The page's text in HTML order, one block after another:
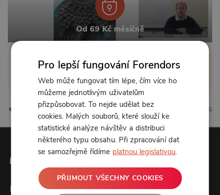
Od 69 Kč měsíčně
Klikněte pro odemčení
nebo sepřihlaste
0 komentářů
Forendors
Pro lepší fungování Forendors
Web může fungovat tím lépe, čím více ho
můžeme jednotlivým uživatelům
přizpůsobovat. To nejde udělat bez
cookies. Malých souborů, které slouží ke
statistické analýze návštěv a distribuci
některého typu obsahu. Při zpracování dat
se samozřejmě řídíme platnou legislativou.
PŘIJMOUT VŠECHNY COOKIES